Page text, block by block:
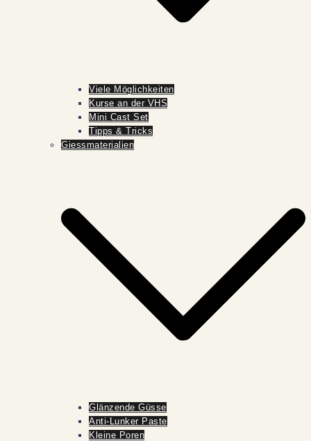
Viele Möglichkeiten
Kurse an der VHS
Mini Cast Set
Tipps & Tricks
Giessmaterialien
Glänzende Güsse
Anti-Lunker Paste
Kleine Poren